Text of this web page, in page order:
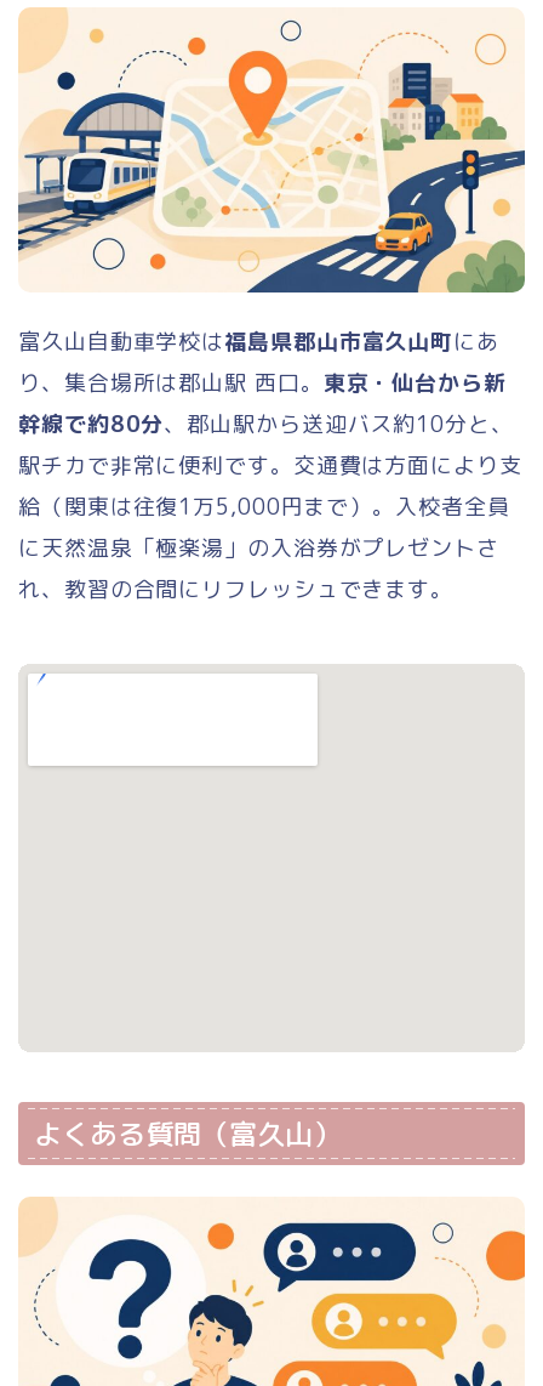
富久山自動車学校は福島県郡山市富久山町にあ
り、集合場所は郡山駅 西口。 東京・仙台から新
幹線で約80分、郡山駅から送迎バス約10分と、
駅チカで非常に便利です。交通費は方面により支
給（関東は往復1万5,000円まで）。入校者全員
に天然温泉「極楽湯」の入浴券がプレゼントさ
れ、教習の合間にリフレッシュできます。
よくある質問（富久山）